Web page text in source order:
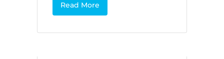
Read More